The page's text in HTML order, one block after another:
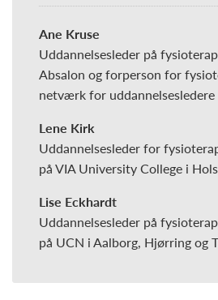
Ane Kruse
Uddannelsesleder på
Absalon og forperson for
netværk for uddannelsesledere
Lene Kirk
Uddannelsesleder for
på VIA University College i
Lise Eckhardt
Uddannelsesleder på
på UCN i Aalborg, Hjørring og